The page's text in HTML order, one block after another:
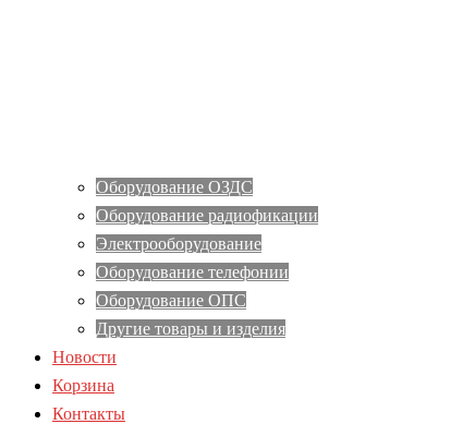
Оборудование ОЗДС
Оборудование радиофикации
Электрооборудование
Оборудование телефонии
Оборудование ОПС
Другие товары и изделия
Новости
Корзина
Контакты